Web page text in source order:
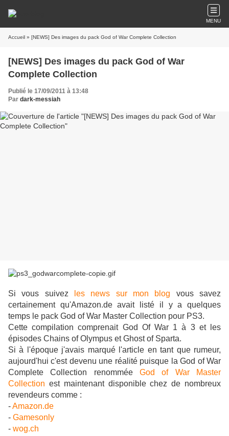
MENU
Accueil » [NEWS] Des images du pack God of War Complete Collection
[NEWS] Des images du pack God of War
Complete Collection
Publié le 17/09/2011 à 13:48
Par dark-messiah
Si vous suivez les news sur mon blog vous savez
certainement qu'Amazon.de avait listé il y a quelques
temps le pack God of War Master Collection pour PS3.
Cette compilation comprenait God Of War 1 à 3 et les
épisodes Chains of Olympus et Ghost of Sparta.
Si à l'époque j'avais marqué l'article en tant que rumeur,
aujourd'hui c'est devenu une réalité puisque la God of War
Complete Collection renommée God of War Master
Collection est maintenant disponible chez de nombreux
revendeurs comme :
-Amazon.de
- Gamesonly
- wog.ch